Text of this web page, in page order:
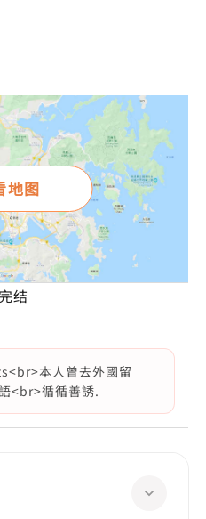
地图
结
本人曾去外國留
<br>循循善誘.